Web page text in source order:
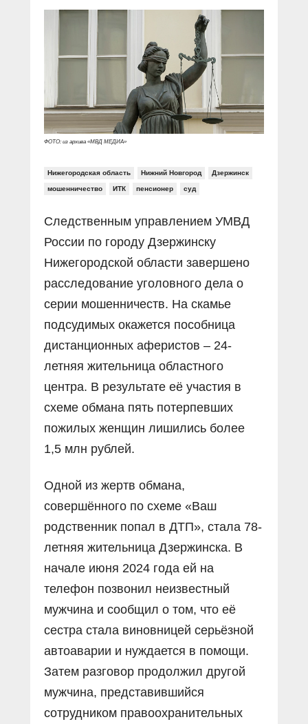
В знании сила
Специальный репортаж
КиберПОСТОВОЙ
Газета «Щит и меч»
Журнал «Полиция России»
О ПОРТАЛЕ
Контакты
Вакансии
ФОТО: из архива «МВД МЕДИА»
Нижегородская область Нижний Новгород Дзержинск
мошенничество ИТК пенсионер суд
Следственным управлением УМВД
России по городу Дзержинску
Нижегородской области завершено
расследование уголовного дела о
серии мошенничеств. На скамье
подсудимых окажется пособница
дистанционных аферистов – 24-
летняя жительница областного
центра. В результате её участия в
схеме обмана пять потерпевших
пожилых женщин лишились более
1,5 млн рублей.
Одной из жертв обмана,
совершённого по схеме «Ваш
родственник попал в ДТП», стала 78-
летняя жительница Дзержинска. В
начале июня 2024 года ей на
телефон позвонил неизвестный
мужчина и сообщил о том, что её
сестра стала виновницей серьёзной
автоаварии и нуждается в помощи.
Затем разговор продолжил другой
мужчина, представившийся
сотрудником правоохранительных